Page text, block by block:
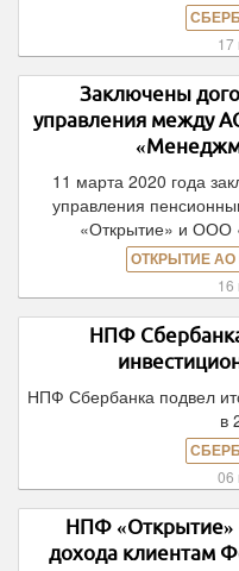
17
Заключены
управления между
11 марта 2020 года
управления
«Открытие» и ООО
ОТКРЫТИЕ АО
16
НПФ
НПФ Сбербанка подвел
в
06
НПФ «Открытие»
дохода клиентам